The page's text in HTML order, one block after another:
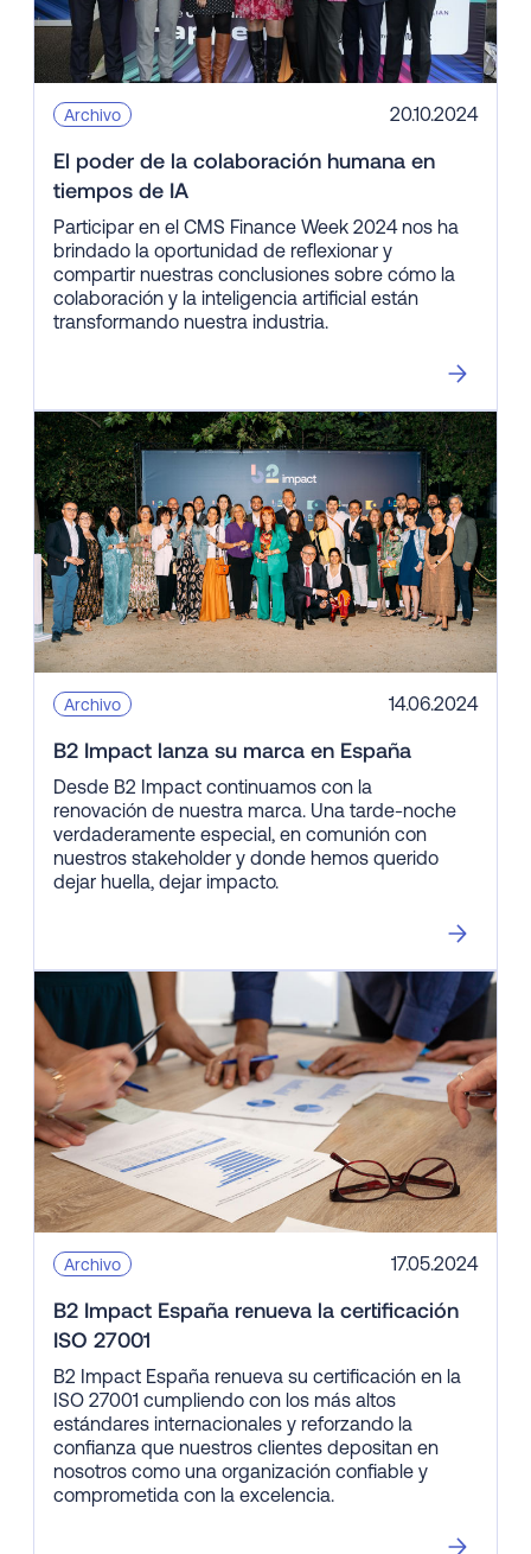
Archivo 20.10.2024
El poder de la colaboración humana en
tiempos de IA
Participar en el CMS Finance Week 2024 nos ha
brindado la oportunidad de reflexionar y
compartir nuestras conclusiones sobre cómo la
colaboración y la inteligencia artificial están
transformando nuestra industria.
Archivo 14.06.2024
B2 Impact lanza su marca en España
Desde B2 Impact continuamos con la
renovación de nuestra marca. Una tarde-noche
verdaderamente especial, en comunión con
nuestros stakeholder y donde hemos querido
dejar huella, dejar impacto.
Archivo 17.05.2024
B2 Impact España renueva la certificación
ISO 27001
B2 Impact España renueva su certificación en la
ISO 27001 cumpliendo con los más altos
estándares internacionales y reforzando la
confianza que nuestros clientes depositan en
nosotros como una organización confiable y
comprometida con la excelencia.